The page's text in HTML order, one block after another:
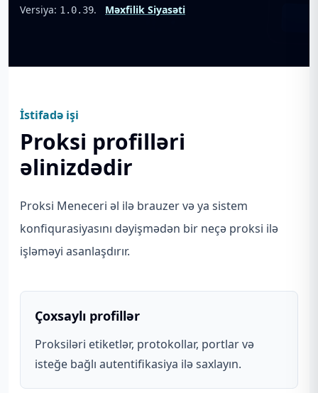
Versiya: 1.0.39. Məxfilik Siyasəti
İstifadə işi
Proksi profilləri
əlinizdədir
Proksi Meneceri əl ilə brauzer və ya sistem
konfiqurasiyasını dəyişmədən bir neçə proksi ilə
işləməyi asanlaşdırır.
Çoxsaylı profillər
Proksiləri etiketlər, protokollar, portlar və
isteğe bağlı autentifikasiya ilə saxlayın.